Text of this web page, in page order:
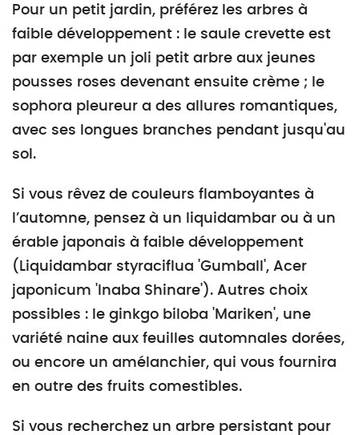
Pour un petit jardin, préférez les arbres à
faible développement : le saule crevette est
par exemple un joli petit arbre aux jeunes
pousses roses devenant ensuite crème ; le
sophora pleureur a des allures romantiques,
avec ses longues branches pendant jusqu'au
sol.
Si vous rêvez de couleurs flamboyantes à
l’automne, pensez à un liquidambar ou à un
érable japonais à faible développement
(Liquidambar styraciflua 'Gumball', Acer
japonicum 'Inaba Shinare'). Autres choix
possibles : le ginkgo biloba 'Mariken', une
variété naine aux feuilles automnales dorées,
ou encore un amélanchier, qui vous fournira
en outre des fruits comestibles.
Si vous recherchez un arbre persistant pour